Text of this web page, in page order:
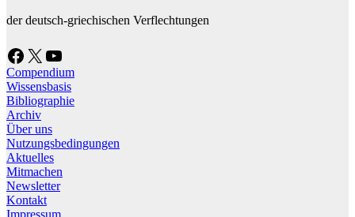
der deutsch-griechischen Verflechtungen
Facebook X YouTube
Compendium
Wissensbasis
Bibliographie
Archiv
Über uns
Nutzungsbedingungen
Aktuelles
Mitmachen
Newsletter
Kontakt
Impressum